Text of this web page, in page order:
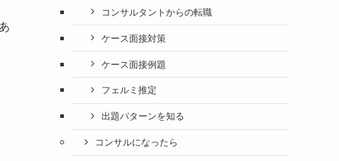
コンサルタントからの転職
ケース面接対策
ケース面接例題
フェルミ推定
出題パターンを知る
コンサルになったら